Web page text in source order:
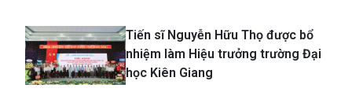
Tiến sĩ Nguyễn Hữu Thọ được bổ
nhiệm làm Hiệu trưởng trường Đại
học Kiên Giang